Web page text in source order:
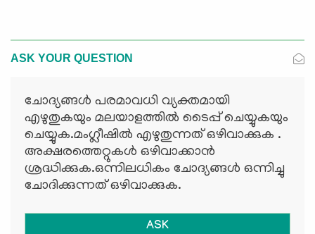
ASK YOUR QUESTION
ചോദ്യങ്ങള്‍ പരമാവധി വ്യക്തമായി
എഴുതുകയും മലയാളത്തില്‍ ടൈപ്പ് ചെയ്യുകയും
ചെയ്യുക.മംഗ്ലീഷില്‍ എഴുതുന്നത് ഒഴിവാക്കുക .
അക്ഷരത്തെറ്റുകള്‍ ഒഴിവാക്കാന്‍
ശ്രദ്ധിക്കുക.ഒന്നിലധികം ചോദ്യങ്ങള്‍ ഒന്നിച്ചു
ചോദിക്കുന്നത് ഒഴിവാക്കുക.
ASK